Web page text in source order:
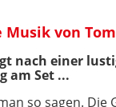
Musik von
nach einer
am Set ...
so sagen. Die